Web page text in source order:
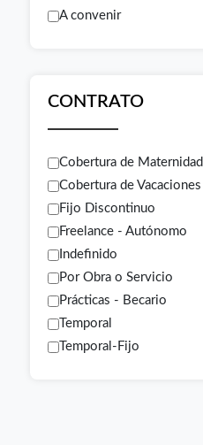
A convenir
CONTRATO
Cobertura de Maternidad
Cobertura de Vacaciones
Fijo Discontinuo
Freelance - Autónomo
Indefinido
Por Obra o Servicio
Prácticas - Becario
Temporal
Temporal-Fijo